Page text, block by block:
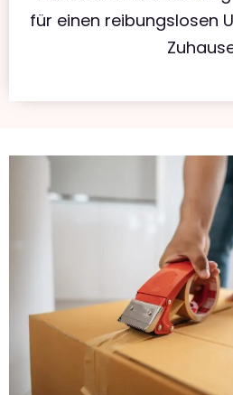
für einen reibungslosen